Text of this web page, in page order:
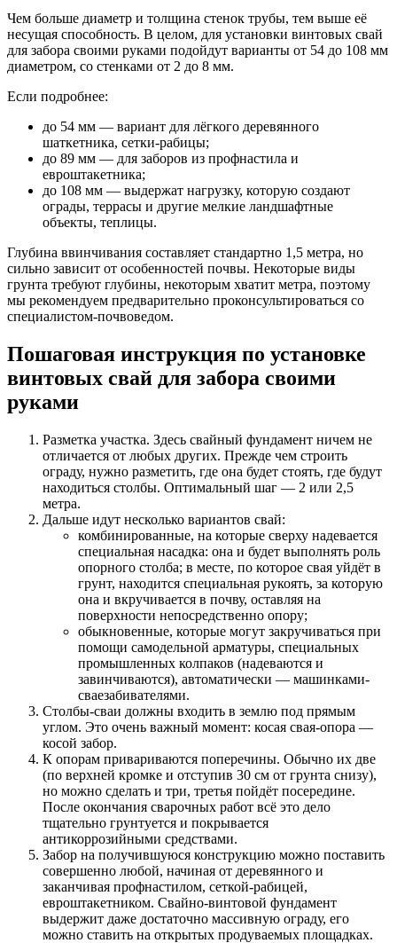
Чем больше диаметр и толщина стенок трубы, тем выше её
несущая способность. В целом, для установки винтовых свай
для забора своими руками подойдут варианты от 54 до 108 мм
диаметром, со стенками от 2 до 8 мм.
Если подробнее:
до 54 мм — вариант для лёгкого деревянного
шаткетника, сетки-рабицы;
до 89 мм — для заборов из профнастила и
евроштакетника;
до 108 мм — выдержат нагрузку, которую создают
ограды, террасы и другие мелкие ландшафтные
объекты, теплицы.
Глубина ввинчивания составляет стандартно 1,5 метра, но
сильно зависит от особенностей почвы. Некоторые виды
грунта требуют глубины, некоторым хватит метра, поэтому
мы рекомендуем предварительно проконсультироваться со
специалистом-почвоведом.
Пошаговая инструкция по установке
винтовых свай для забора своими
руками
Разметка участка. Здесь свайный фундамент ничем не
отличается от любых других. Прежде чем строить
ограду, нужно разметить, где она будет стоять, где будут
находиться столбы. Оптимальный шаг — 2 или 2,5
метра.
Дальше идут несколько вариантов свай:
комбинированные, на которые сверху надевается
специальная насадка: она и будет выполнять роль
опорного столба; в месте, по которое свая уйдёт в
грунт, находится специальная рукоять, за которую
она и вкручивается в почву, оставляя на
поверхности непосредственно опору;
обыкновенные, которые могут закручиваться при
помощи самодельной арматуры, специальных
промышленных колпаков (надеваются и
завинчиваются), автоматически — машинками-
сваезабивателями.
Столбы-сваи должны входить в землю под прямым
углом. Это очень важный момент: косая свая-опора —
косой забор.
К опорам привариваются поперечины. Обычно их две
(по верхней кромке и отступив 30 см от грунта снизу),
но можно сделать и три, третья пойдёт посередине.
После окончания сварочных работ всё это дело
тщательно грунтуется и покрывается
антикоррозийными средствами.
Забор на получившуюся конструкцию можно поставить
совершенно любой, начиная от деревянного и
заканчивая профнастилом, сеткой-рабицей,
евроштакетником. Свайно-винтовой фундамент
выдержит даже достаточно массивную ограду, его
можно ставить на открытых продуваемых площадках.